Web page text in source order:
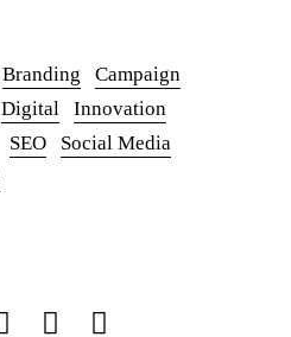
Branding
Campaign
Digital
Innovation
SEO
Social Media